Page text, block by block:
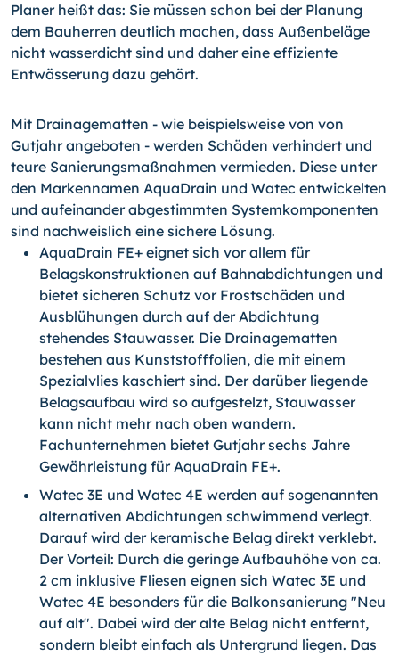
Planer heißt das: Sie müssen schon bei der Planung
dem Bauherren deutlich machen, dass Außenbeläge
nicht wasserdicht sind und daher eine effiziente
Entwässerung dazu gehört.
Mit Drainagematten - wie beispielsweise von von
Gutjahr angeboten - werden Schäden verhindert und
teure Sanierungsmaßnahmen vermieden. Diese unter
den Markennamen AquaDrain und Watec entwickelten
und aufeinander abgestimmten Systemkomponenten
sind nachweislich eine sichere Lösung.
AquaDrain FE+ eignet sich vor allem für
Belagskonstruktionen auf Bahnabdichtungen und
bietet sicheren Schutz vor Frostschäden und
Ausblühungen durch auf der Abdichtung
stehendes Stauwasser. Die Drainagematten
bestehen aus Kunststofffolien, die mit einem
Spezialvlies kaschiert sind. Der darüber liegende
Belagsaufbau wird so aufgestelzt, Stauwasser
kann nicht mehr nach oben wandern.
Fachunternehmen bietet Gutjahr sechs Jahre
Gewährleistung für AquaDrain FE+.
Watec 3E und Watec 4E werden auf sogenannten
alternativen Abdichtungen schwimmend verlegt.
Darauf wird der keramische Belag direkt verklebt.
Der Vorteil: Durch die geringe Aufbauhöhe von ca.
2 cm inklusive Fliesen eignen sich Watec 3E und
Watec 4E besonders für die Balkonsanierung "Neu
auf alt". Dabei wird der alte Belag nicht entfernt,
sondern bleibt einfach als Untergrund liegen. Das